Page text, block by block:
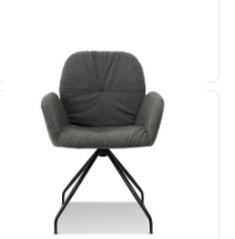
Krzesło Z Podłokietnikiem Siras Noga